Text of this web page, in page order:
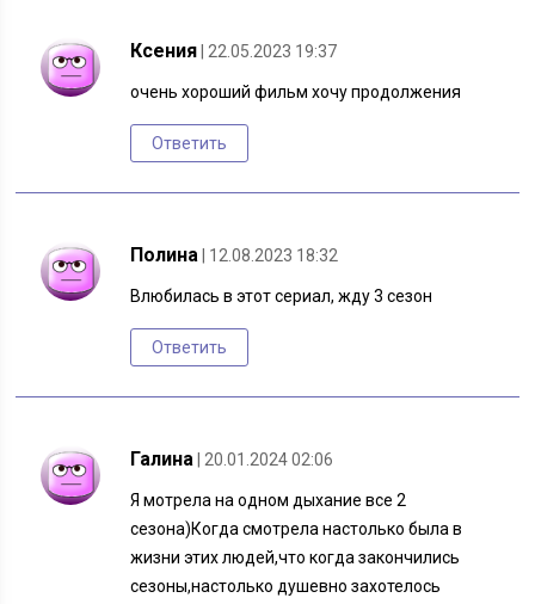
Ксения | 22.05.2023 19:37
очень хороший фильм хочу продолжения
Ответить
Полина | 12.08.2023 18:32
Влюбилась в этот сериал, жду 3 сезон
Ответить
Галина | 20.01.2024 02:06
Я мотрела на одном дыхание все 2
сезона)Когда смотрела настолько была в
жизни этих людей,что когда закончились
сезоны,настолько душевно захотелось